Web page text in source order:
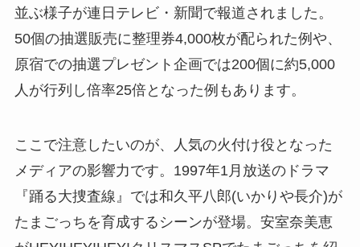
並ぶ様子が連日テレビ・新聞で報道されました。
50個の抽選販売に整理券4,000枚が配られた例や、
原宿での抽選プレゼント企画では200個に約5,000
人が行列し倍率25倍となった例もあります。
ここで注意したいのが、人気の火付け役となった
メディアの影響力です。1997年1月放送のドラマ
『踊る大捜査線』では和久平八郎(いかりや長介)が
たまごっちを育成するシーンが登場。安室奈美恵